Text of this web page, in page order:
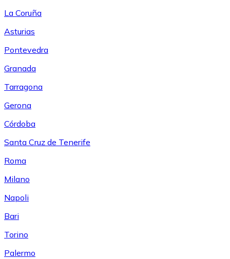
La Coruña
Asturias
Pontevedra
Granada
Tarragona
Gerona
Córdoba
Santa Cruz de Tenerife
Roma
Milano
Napoli
Bari
Torino
Palermo